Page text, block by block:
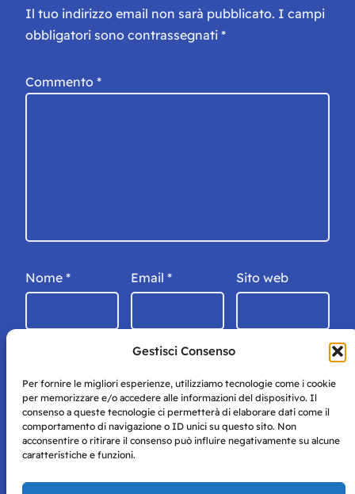
Gestisci Consenso
Per fornire le migliori esperienze, utilizziamo tecnologie come i cookie
per memorizzare e/o accedere alle informazioni del dispositivo. Il
consenso a queste tecnologie ci permetterà di elaborare dati come il
comportamento di navigazione o ID unici su questo sito. Non
acconsentire o ritirare il consenso può influire negativamente su alcune
caratteristiche e funzioni.
Il tuo indirizzo email non sarà pubblicato. I campi
obbligatori sono contrassegnati *
Commento *
Nome * Email * Sito web